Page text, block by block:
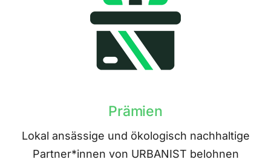
Prämien
Lokal ansässige und ökologisch nachhaltige
Partner*innen von URBANIST belohnen